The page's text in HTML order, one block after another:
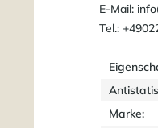
E-Mail:
Tel.:
Marke: